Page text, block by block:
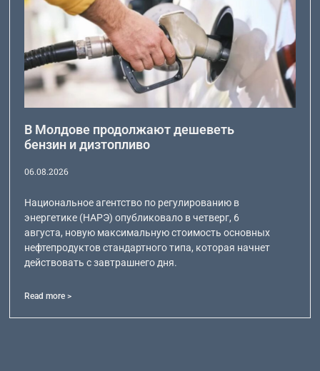
В Молдове продолжают дешеветь
бензин и дизтопливо
06.08.2026
Национальное агентство по регулированию в
энергетике (НАРЭ) опубликовало в четверг, 6
августа, новую максимальную стоимость основных
нефтепродуктов стандартного типа, которая начнет
действовать с завтрашнего дня.
Read more >